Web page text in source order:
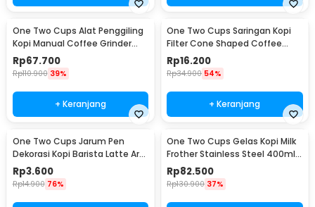
One Two Cups Alat Penggiling
Kopi Manual Coffee Grinder
Adjustable - CF4146
Rp67.700
Rp110.900 39%
+ Keranjang
One Two Cups Saringan Kopi
Filter Cone Shaped Coffee
Dripper 1 PCS - K741
Rp16.200
Rp34.900 54%
+ Keranjang
One Two Cups Jarum Pen
Dekorasi Kopi Barista Latte Art
Needle 13cm - F3F27
Rp3.600
Rp14.900 76%
One Two Cups Gelas Kopi Milk
Frother Stainless Steel 400ml -
WZ0011
Rp82.500
Rp130.900 37%